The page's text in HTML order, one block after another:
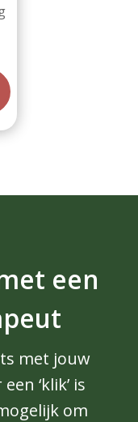
een
met jouw
‘klik’ is
om